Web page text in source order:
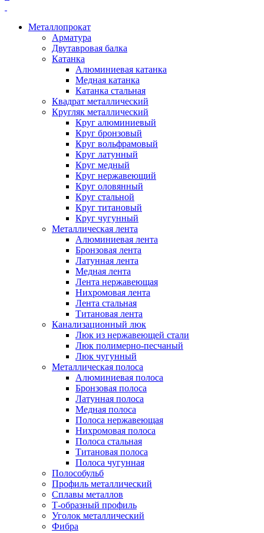
Металлопрокат
Арматура
Двутавровая балка
Катанка
Алюминиевая катанка
Медная катанка
Катанка стальная
Квадрат металлический
Кругляк металлический
Круг алюминиевый
Круг бронзовый
Круг вольфрамовый
Круг латунный
Круг медный
Круг нержавеющий
Круг оловянный
Круг стальной
Круг титановый
Круг чугунный
Металлическая лента
Алюминиевая лента
Бронзовая лента
Латунная лента
Медная лента
Лента нержавеющая
Нихромовая лента
Лента стальная
Титановая лента
Канализационный люк
Люк из нержавеющей стали
Люк полимерно-песчаный
Люк чугунный
Металлическая полоса
Алюминиевая полоса
Бронзовая полоса
Латунная полоса
Медная полоса
Полоса нержавеющая
Нихромовая полоса
Полоса стальная
Титановая полоса
Полоса чугунная
Полособульб
Профиль металлический
Сплавы металлов
Т-образный профиль
Уголок металлический
Фибра